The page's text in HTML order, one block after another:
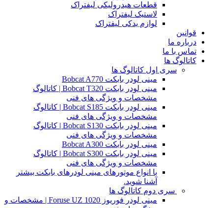
قطعات هیدرولیکی لیفتراک
لاستیک لیفتراک
لوازم یدکی لیفتراک
قوانین
درباره ما
تماس با ما
کاتالوگ ها
سری اول کاتالوگ ها
مینی لودر بابکت Bobcat A770
مینی لودر بابکت Bobcat T320 | کاتالوگ
مشخصات و ویژگی های فنی
مینی لودر بابکت Bobcat S185 | کاتالوگ
مشخصات و ویژگی های فنی
مینی لودر بابکت Bobcat S130 | کاتالوگ
مشخصات و ویژگی های فنی
مینی لودر بابکت Bobcat A300
مینی لودر بابکت Bobcat S300 | کاتالوگ
مشخصات و ویژگی های فنی
با انواع موتورهای مینی لودرهای بابکت بیشتر
آشنا شوید.
سری دوم کاتالوگ ها
مینی لودر فوریوز Foruse UZ 1020 | مشخصات و